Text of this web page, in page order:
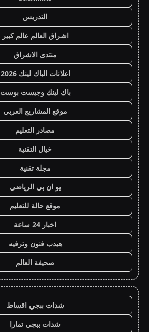
التدريس
اشراق العالم عالم كبير
منتدى الاشراق
اعلانات الباك لينك 2026
باك لينك وجيست بوست
موقع المشاريع العربي
مصادر التعليم
خيال التقنية
مجلة تقنية
يو ان بي الرياضي
موقع حالة للتعليم
اخبار 24 ساعة
هيدب فنون وترفيه
صحيفة العالم
شدات ببجي اقساط
شدات ببجي تمارا